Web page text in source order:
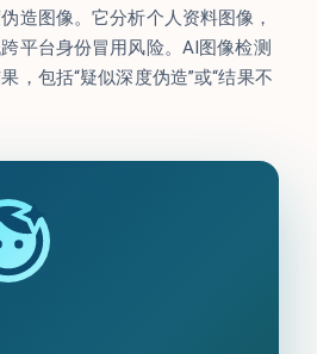
造图像。它分析个人资料图像，
平台身份冒用风险。AI图像检测
，包括“疑似深度伪造”或“结果不